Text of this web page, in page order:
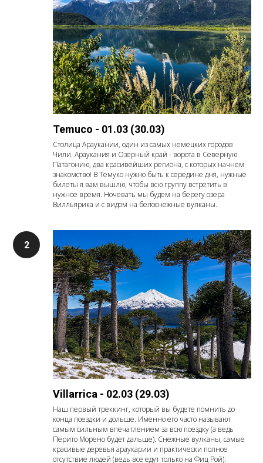
Temuco - 01.03 (30.03)
Столица Араукании, один из самых немецких городов
Чили. Араукания и Озерный край - ворота в Северную
Патагонию, два красивейших региона, с которых начнем
знакомство! В Темуко нужно быть к середине дня, нужные
билеты я вам вышлю, чтобы всю группу встретить в
нужное время. Ночевать мы будем на берегу озера
Вилльярика и с видом на белоснежные вулканы.
Villarrica - 02.03 (29.03)
Наш первый треккинг, который вы будете помнить до
конца поездки и дольше. Именно его часто называют
самым сильным впечатлением за всю поездку (а ведь
Перито Морено будет дальше). Снежные вулканы, самые
красивые деревья араукарии и практически полное
отсутствие людей (ведь все едут только на Фиц Рой).